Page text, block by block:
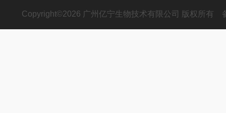
Copyright©2026 广州亿宁生物技术有限公司 版权所有